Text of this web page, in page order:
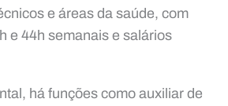
e áreas da saúde, com
e 44h semanais e salários
há funções como auxiliar de